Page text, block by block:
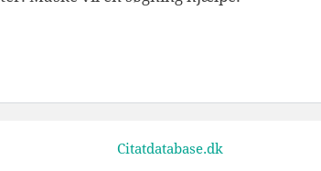
Citatdatabase.dk